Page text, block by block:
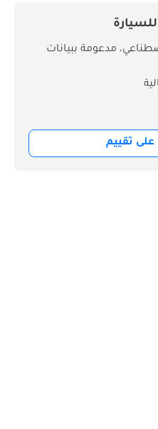
مدعومة ببيانات
تقييم